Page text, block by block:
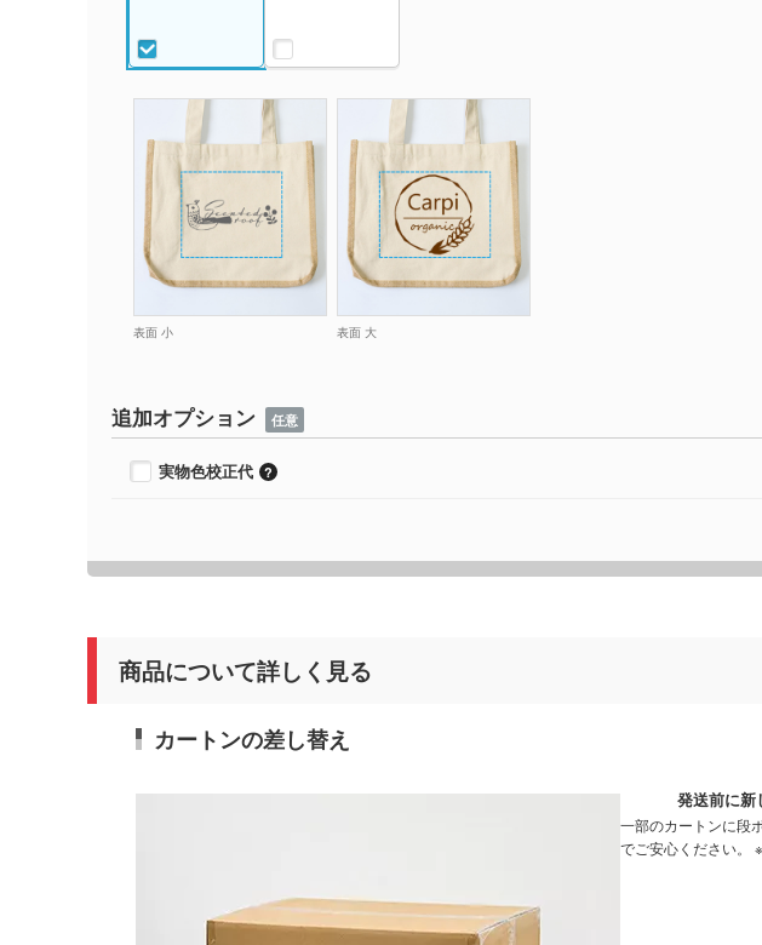
表面 小 表面 大
追加オプション 任意
実物色校正代
商品について詳しく見る
カートンの差し替え
発送前に新
一部のカートンに段
でご安心ください。